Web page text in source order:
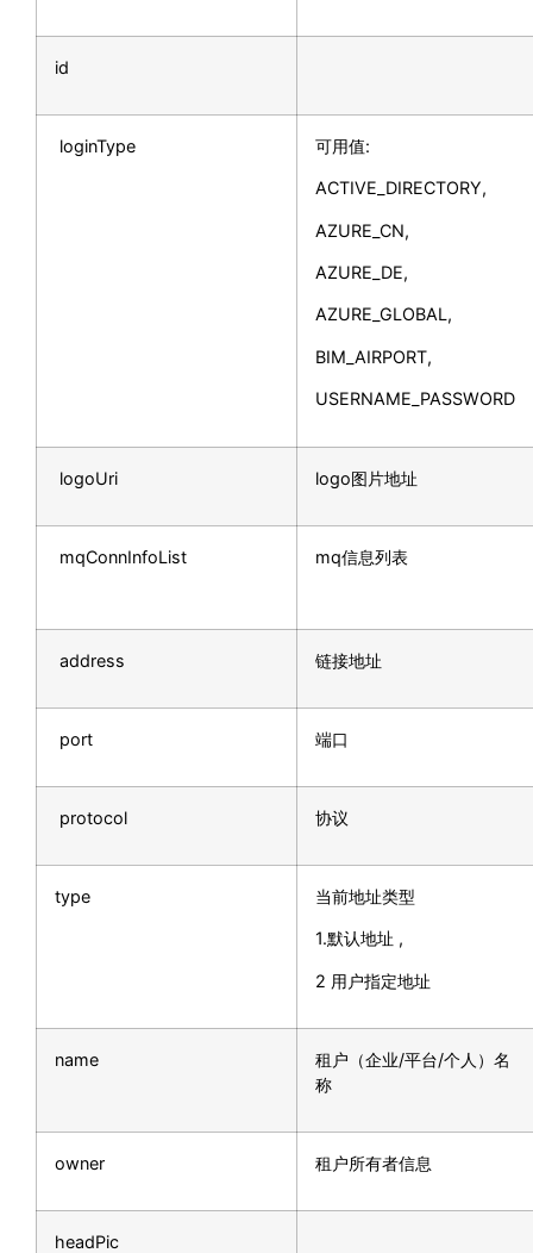
id
loginType 可用值:
ACTIVE_DIRECTORY,
AZURE_CN,
AZURE_DE,
AZURE_GLOBAL,
BIM_AIRPORT,
USERNAME_PASSWORD
logoUri logo图片地址
mqConnInfoList mq信息列表
address 链接地址
port 端口
protocol 协议
type 当前地址类型
1.默认地址 ,
2 用户指定地址
name
租户（企业/平台/个人）名
称
owner 租户所有者信息
headPic